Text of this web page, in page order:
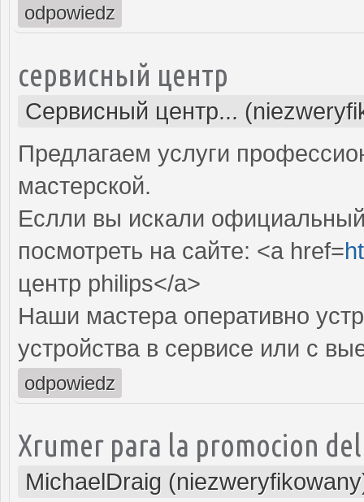
odpowiedz
сервисный центр
Сервисный центр...
Предлагаем услуги
мастерской.
Еслли вы искали
посмотреть на сайте: <a href=
центр philips</a>
Наши мастера оперативно
устройства в сервисе или с
odpowiedz
Xrumer para la promocion
MichaelDraig